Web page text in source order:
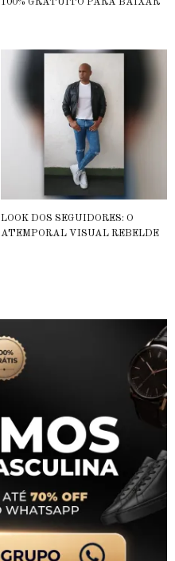
100% GRATUITO PARA BAIXAR
LOOK DOS SEGUIDORES: O
ATEMPORAL VISUAL REBELDE